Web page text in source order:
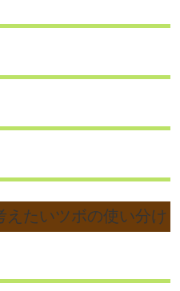
えたいツボの使い分け